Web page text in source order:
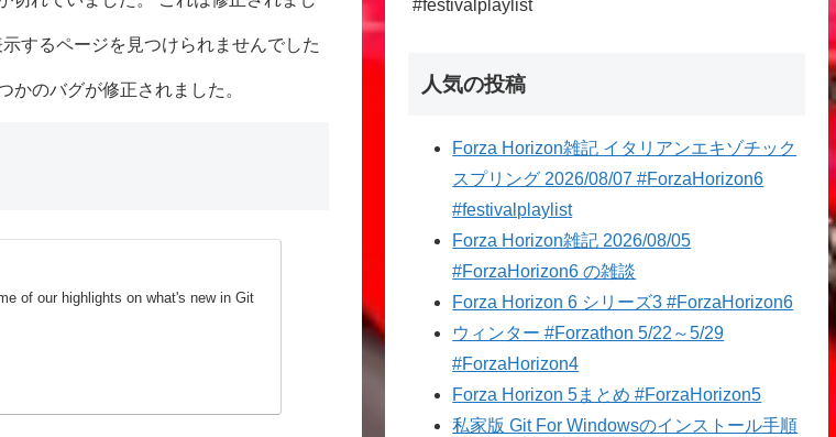
するページを見つけられませんでした
のバグが修正されました。
of our highlights on what's new in Git
#festivalplaylist
人気の投稿
Forza Horizon雑記 イタリアンエキゾチック
スプリング 2026/08/07 #ForzaHorizon6
#festivalplaylist
Forza Horizon雑記 2026/08/05
#ForzaHorizon6 の雑談
Forza Horizon 6 シリーズ3 #ForzaHorizon6
ウィンター #Forzathon 5/22～5/29
#ForzaHorizon4
Forza Horizon 5まとめ #ForzaHorizon5
私家版 Git For Windowsのインストール手順